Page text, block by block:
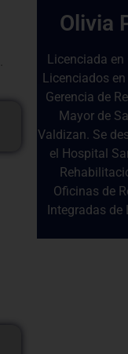
Olivia
Licenciada en
Licenciados
Gerencia de
Mayor de
Valdizan. Se
el Hospital
Oficinas de
Integradas de